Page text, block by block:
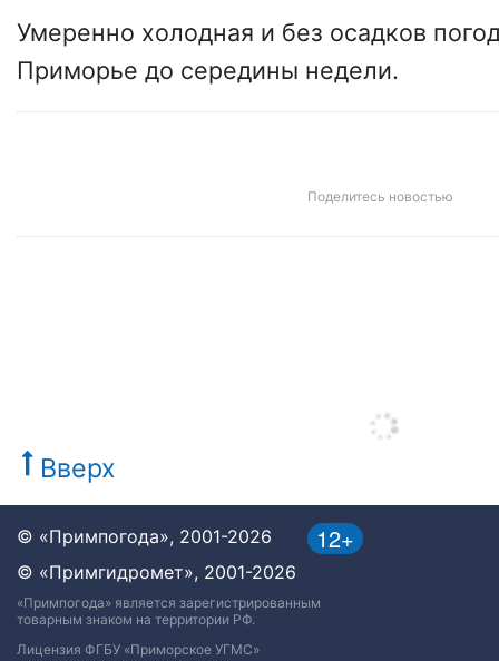
Умеренно холодная и без осадков
Приморье до середины недели.
Поделитесь новостью
Вверх
12+
© «Примпогода», 2001-2026
© «Примгидромет», 2001-2026
«Примпогода» является зарегистрированным
товарным знаком на территории РФ.
Лицензия ФГБУ «Приморское УГМС»